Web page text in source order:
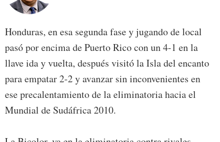
Honduras, en esa segunda fase y jugando de local
pasó por encima de Puerto Rico con un 4-1 en la
llave ida y vuelta, después visitó la Isla del encanto
para empatar 2-2 y avanzar sin inconvenientes en
ese precalentamiento de la eliminatoria hacia el
Mundial de Sudáfrica 2010.